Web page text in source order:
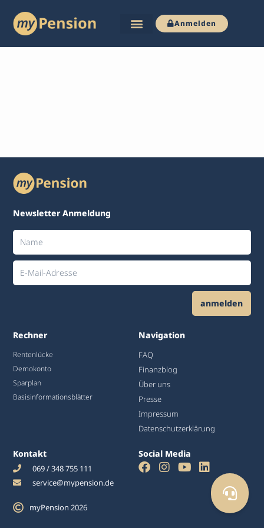
Zum
Inhalt
Anmelden
Newsletter Anmeldung
anmelden
Rechner
Rentenlücke
Demokonto
Sparplan
Basisinformationsblätter
Navigation
FAQ
Finanzblog
Über uns
Presse
Impressum
Datenschutzerklärung
Kontakt
069 / 348 755 111
service@mypension.de
Social Media
myPension 2026